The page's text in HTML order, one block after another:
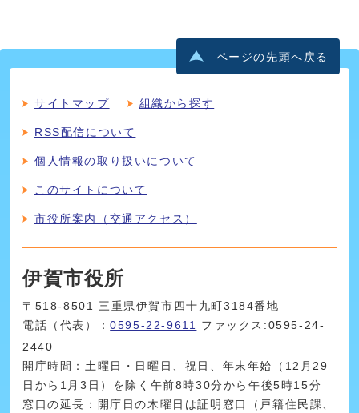
ページの先頭へ戻る
サイトマップ 組織から探す
RSS配信について
個人情報の取り扱いについて
このサイトについて
市役所案内（交通アクセス）
伊賀市役所
〒518-8501 三重県伊賀市四十九町3184番地
電話（代表）：0595-22-9611
ファックス:0595-24-
2440
開庁時間：土曜日・日曜日、祝日、年末年始（12月29
日から1月3日）を除く午前8時30分から午後5時15分
窓口の延長：開庁日の木曜日は証明窓口（戸籍住民課、